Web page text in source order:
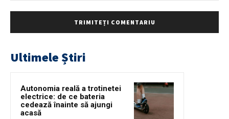
Ultimele Știri
Autonomia reală a trotinetei
electrice: de ce bateria
cedează înainte să ajungi
acasă